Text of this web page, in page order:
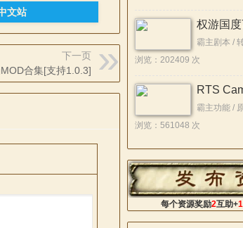
文站
下一页
合集[支持1.0.3]
霸主剧本 /
浏览：202409 次
霸主功能 /
浏览：561048 次
每个资源奖励2互助+